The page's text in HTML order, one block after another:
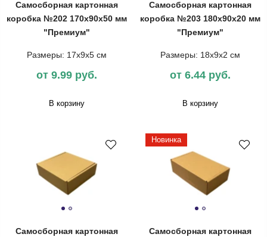
Самосборная картонная
коробка №202 170х90х50 мм
"Премиум"
Размеры: 17х9х5 см
от 9.99 руб.
В корзину
Самосборная картонная
коробка №203 180х90х20 мм
"Премиум"
Размеры: 18х9х2 см
от 6.44 руб.
В корзину
Самосборная картонная
Новинка
Самосборная картонная